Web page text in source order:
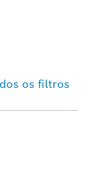
os filtros